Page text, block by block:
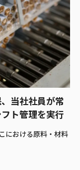
当社社員が常
ト管理を実行
における原料・材料